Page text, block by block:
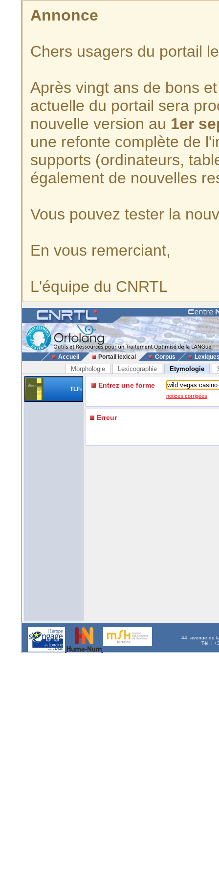
Annonce
Chers usagers du portail
Après vingt ans de bons
actuelle du portail sera
nouvelle version au 1er
une refonte complète de
supports (ordinateurs,
également de nouvelles
Vous pouvez tester la
En vous remerciant,
L'équipe du CNRTL
Accueil Portail lexical Corpus
Morphologie Lexicographie Etymologie
TLFi Entrez une forme
notices corrigées
Erreur
44, avenue de
Tél. :